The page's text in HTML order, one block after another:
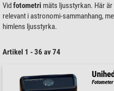
Vidfotometri mäts ljusstyrkan. Här är
relevant i astronomi-sammanhang,
himlens ljusstyrka.
Artikel 1 - 36 av 74